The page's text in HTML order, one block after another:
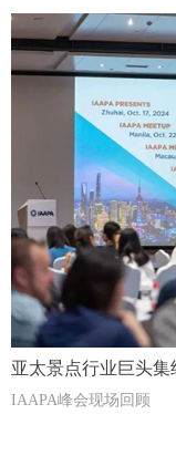
亚太景点行业巨头
顾！
IAAPA峰会现场回顾